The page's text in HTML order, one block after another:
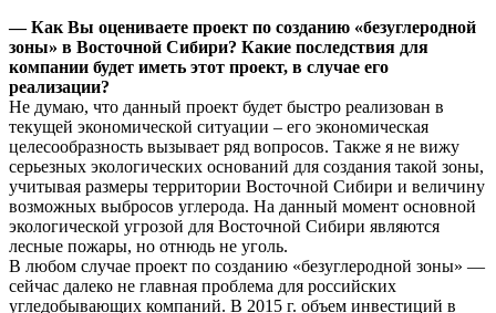
— Как Вы оцениваете проект по созданию «безуглеродной
зоны» в Восточной Сибири? Какие последствия для
компании будет иметь этот проект, в случае его
реализации?
Не думаю, что данный проект будет быстро реализован в
текущей экономической ситуации – его экономическая
целесообразность вызывает ряд вопросов. Также я не вижу
серьезных экологических оснований для создания такой зоны,
учитывая размеры территории Восточной Сибири и величину
возможных выбросов углерода. На данный момент основной
экологической угрозой для Восточной Сибири являются
лесные пожары, но отнюдь не уголь.
В любом случае проект по созданию «безуглеродной зоны» —
сейчас далеко не главная проблема для российских
угледобывающих компаний. В 2015 г. объем инвестиций в